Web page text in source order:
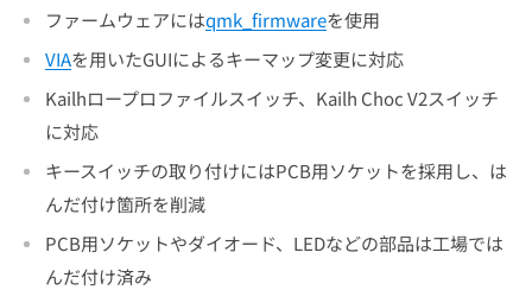
ファームウェアにはqmk_firmwareを使用
VIAを用いたGUIによるキーマップ変更に対応
Kailhロープロファイルスイッチ、Kailh Choc V2スイッチ
に対応
キースイッチの取り付けにはPCB用ソケットを採用し、は
んだ付け箇所を削減
PCB用ソケットやダイオード、LEDなどの部品は工場では
んだ付け済み